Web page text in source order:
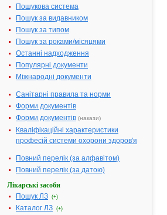
Пошукова система
Пошук за видавником
Пошук за типом
Пошук за роками/місяцями
Останні надходження
Популярні документи
Міжнародні документи
Санітарні правила та норми
Форми документів
Форми документів (накази)
Кваліфікаційні характеристики
професій системи охорони здоров'я
Повний перелік (за алфавітом)
Повний перелік (за датою)
Лікарські засоби
Пошук ЛЗ (+)
Каталог ЛЗ (+)